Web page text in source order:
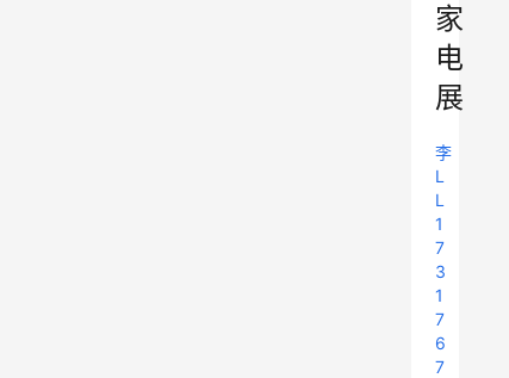
家
电
展
李
L
L
1
7
3
1
7
6
7